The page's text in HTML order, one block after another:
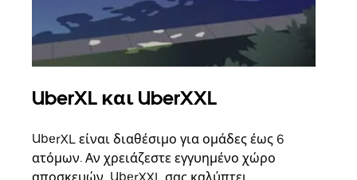
UberXL και UberXXL
UberXL είναι διαθέσιμο για ομάδες έως 6
ατόμων. Αν χρειάζεστε εγγυημένο χώρο